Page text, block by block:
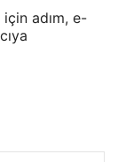
için adım, e-